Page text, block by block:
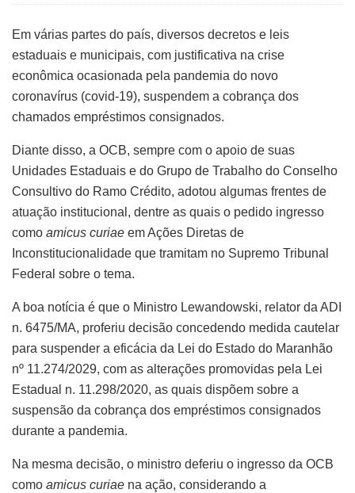
Em várias partes do país, diversos decretos e leis
estaduais e municipais, com justificativa na crise
econômica ocasionada pela pandemia do novo
coronavírus (covid-19), suspendem a cobrança dos
chamados empréstimos consignados.
Diante disso, a OCB, sempre com o apoio de suas
Unidades Estaduais e do Grupo de Trabalho do Conselho
Consultivo do Ramo Crédito, adotou algumas frentes de
atuação institucional, dentre as quais o pedido ingresso
como amicus curiae em Ações Diretas de
Inconstitucionalidade que tramitam no Supremo Tribunal
Federal sobre o tema.
A boa notícia é que o Ministro Lewandowski, relator da ADI
n. 6475/MA, proferiu decisão concedendo medida cautelar
para suspender a eficácia da Lei do Estado do Maranhão
nº 11.274/2029, com as alterações promovidas pela Lei
Estadual n. 11.298/2020, as quais dispõem sobre a
suspensão da cobrança dos empréstimos consignados
durante a pandemia.
Na mesma decisão, o ministro deferiu o ingresso da OCB
como amicus curiae na ação, considerando a